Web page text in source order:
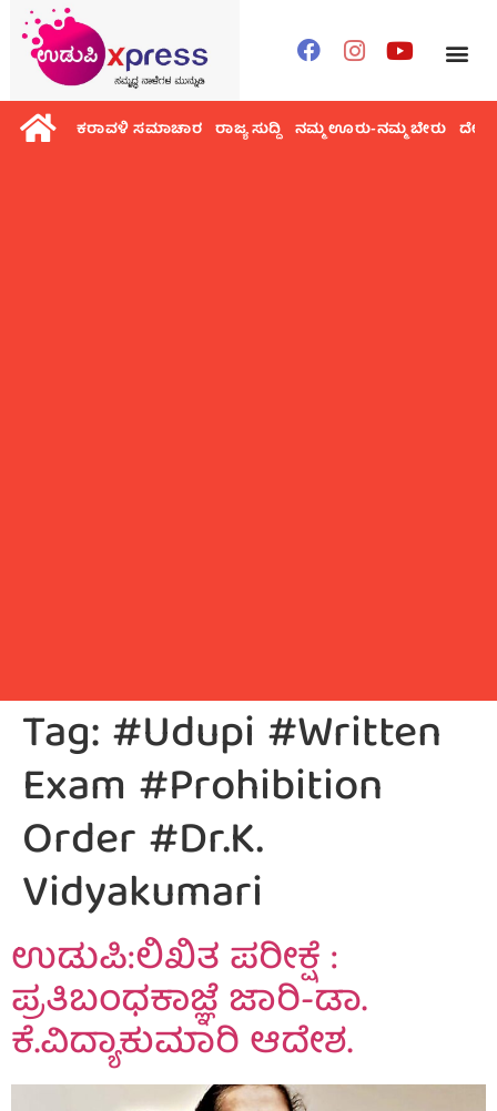
ಕರಾವಳಿ ಸಮಾಚಾರ ರಾಜ್ಯ ಸುದ್ದಿ ನಮ್ಮ ಊರು-ನಮ್ಮ ಬೇರು ದೇಶ
Tag:#Udupi #Written
Exam #Prohibition
Order #Dr.K.
Vidyakumari
ಉಡುಪಿ:ಲಿಖಿತ ಪರೀಕ್ಷೆ :
ಪ್ರತಿಬಂಧಕಾಜ್ಞೆ ಜಾರಿ-ಡಾ.
ಕೆ.ವಿದ್ಯಾಕುಮಾರಿ ಆದೇಶ.